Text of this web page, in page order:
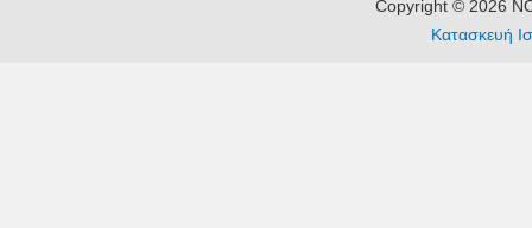
Copyright © 2026
Κατασκευή